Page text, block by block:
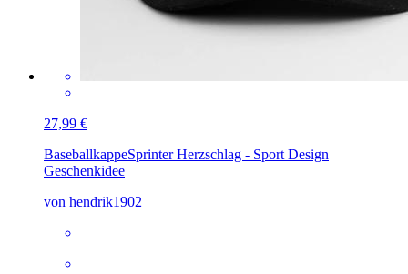
27,99 €
BaseballkappeSprinter Herzschlag - Sport Design
Geschenkidee
von hendrik1902